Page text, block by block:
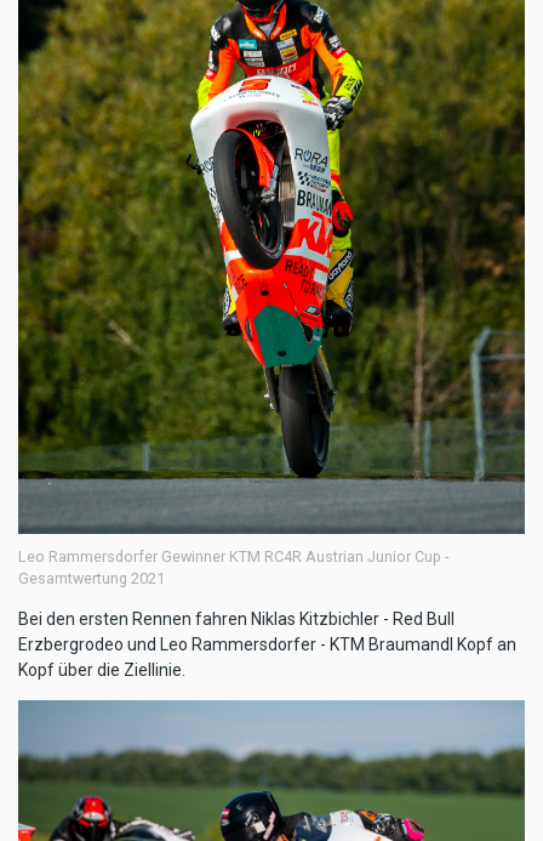
Leo Rammersdorfer Gewinner KTM RC4R Austrian Junior Cup -
Gesamtwertung 2021
Bei den ersten Rennen fahren Niklas Kitzbichler - Red Bull
Erzbergrodeo und Leo Rammersdorfer - KTM Braumandl Kopf an
Kopf über die Ziellinie.